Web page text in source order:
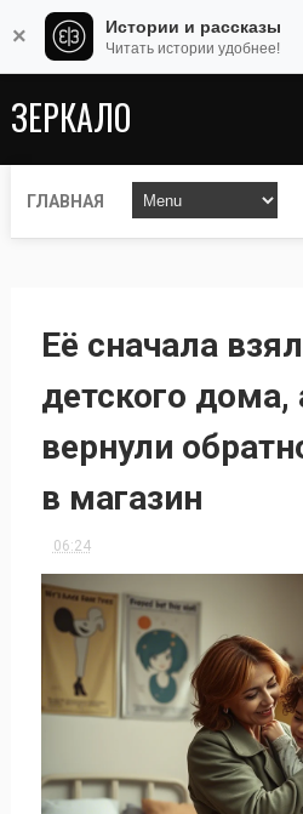
ЗЕРКАЛО
ГЛАВНАЯ
Её сначала
детского дома,
вернули
в магазин
06:24
× Истории и рассказы
Читать истории удобнее!